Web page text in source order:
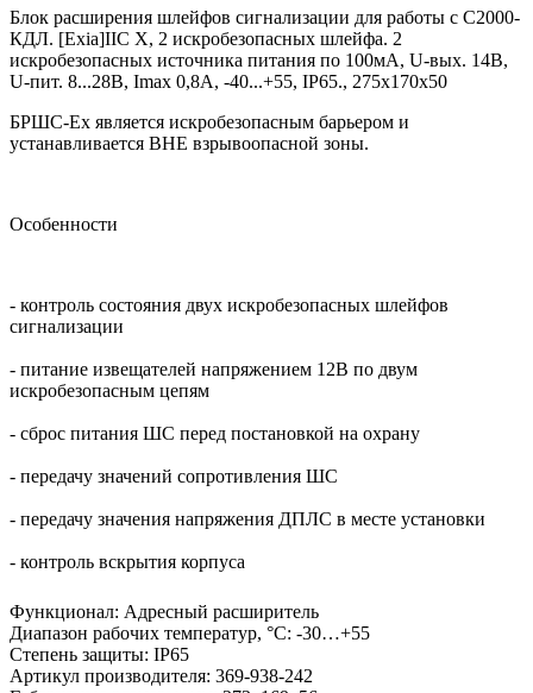
Блок расширения шлейфов сигнализации для работы с С2000-
КДЛ. [Exia]IIC Х, 2 искробезопасных шлейфа. 2
искробезопасных источника питания по 100мА, U-вых. 14В,
U-пит. 8...28В, Imax 0,8A, -40...+55, IP65., 275х170х50
БРШС-Ex является искробезопасным барьером и
устанавливается ВНЕ взрывоопасной зоны.
Особенности
- контроль состояния двух искробезопасных шлейфов
сигнализации
- питание извещателей напряжением 12В по двум
искробезопасным цепям
- сброс питания ШС перед постановкой на охрану
- передачу значений сопротивления ШС
- передачу значения напряжения ДПЛС в месте установки
- контроль вскрытия корпуса
Функционал: Адресный расширитель
Диапазон рабочих температур, °С: -30…+55
Степень защиты: IP65
Артикул производителя: 369-938-242